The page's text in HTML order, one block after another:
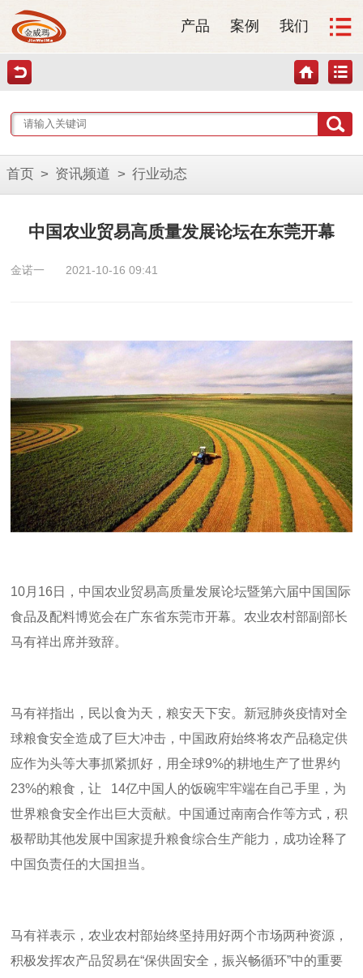
产品 案例 我们
首页 > 资讯频道 > 行业动态
中国农业贸易高质量发展论坛在东莞开幕
金诺一 2021-10-16 09:41
10月 16 日，中国农业贸易高质量发展论坛暨第六届中国国际
食品及配料博览会在广东省东莞市开幕。农业农村部副部长
马有祥出席并致辞。
马有祥指出，民以食为天，粮安天下安。新冠肺炎疫情对全
球粮食安全造成了巨大冲击，中国政府始终将农产品稳定供
应作为头等大事抓紧抓好，用全球9%的耕地生产了世界约
23%的粮食，让 14亿中国人的饭碗牢牢端在自己手里，为
世界粮食安全作出巨大贡献。中国通过南南合作等方式，积
极帮助其他发展中国家提升粮食综合生产能力，成功诠释了
中国负责任的大国担当。
马有祥表示，农业农村部始终坚持用好两个市场两种资源，
积极发挥农产品贸易在“保供固安全，振兴畅循环”中的重要